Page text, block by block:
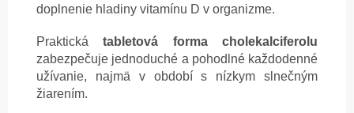
doplnenie hladiny vitamínu D v organizme.
Praktickátabletová forma cholekalciferolu
zabezpečuje jednoduché a pohodlné každodenné
užívanie, najmä v období s nízkym slnečným
žiarením.